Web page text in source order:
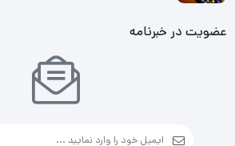
عضویت در خبرنامه